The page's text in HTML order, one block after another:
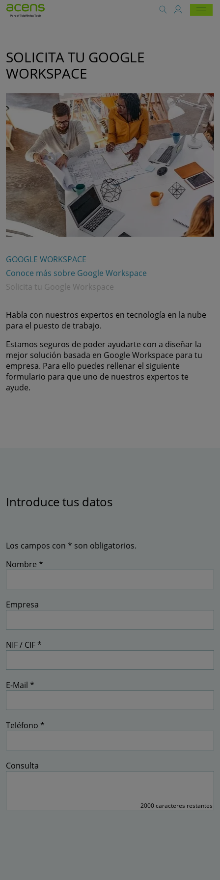
SOLICITA TU GOOGLE
WORKSPACE
GOOGLE WORKSPACE
Conoce más sobre Google Workspace
Solicita tu Google Workspace
Habla con nuestros expertos en tecnología en la nube
para el puesto de trabajo.
Estamos seguros de poder ayudarte con a diseñar la
mejor solución basada en Google Workspace para tu
empresa. Para ello puedes rellenar el siguiente
formulario para que uno de nuestros expertos te
ayude.
Introduce tus datos
Los campos con * son obligatorios.
Nombre *
Empresa
NIF / CIF *
E-Mail *
Teléfono *
Consulta
2000caracteres restantes